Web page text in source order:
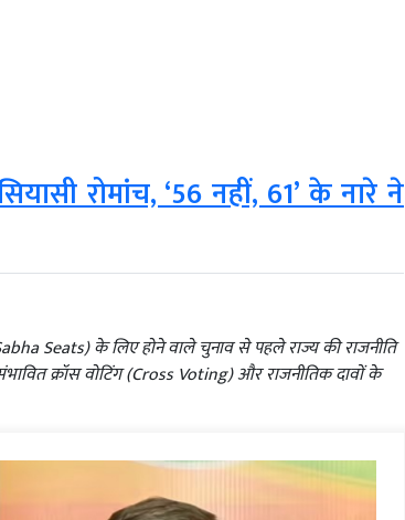
रोमांच, ‘56 नहीं, 61’ के नारे ने
Seats) के लिए होने वाले चुनाव से पहले राज्य की राजनीति
क्रॉस वोटिंग (Cross Voting) और राजनीतिक दावों के